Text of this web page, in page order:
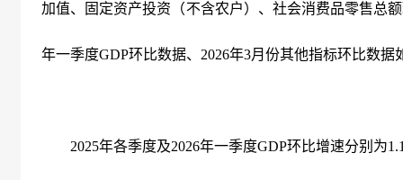
加值、固定资产投资（不含农户）、社会消费品零售总
年一季度GDP环比数据、2026年3月份其他指标环比数据
2025年各季度及2026年一季度GDP环比增速分别为